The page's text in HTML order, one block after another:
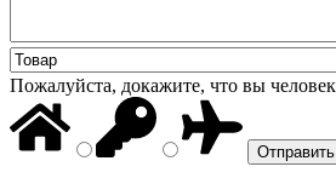
Пожалуйста, докажите, что вы